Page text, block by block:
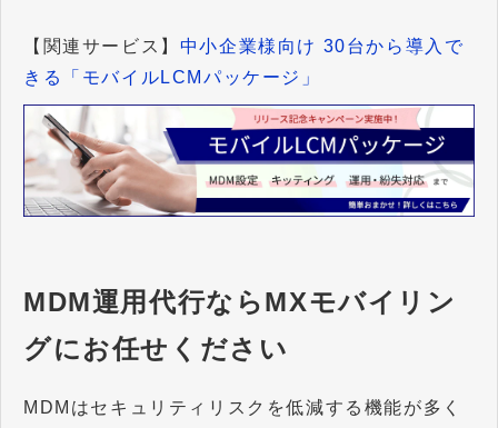
【関連サービス】 中小企業様向け 30台から導入で
きる「モバイルLCMパッケージ」
MDM運用代行ならMXモバイリン
グにお任せください
MDMはセキュリティリスクを低減する機能が多く